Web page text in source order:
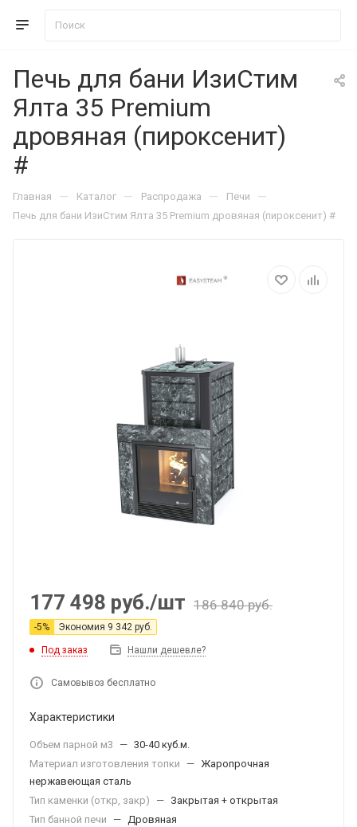
Печь для бани ИзиСтим
Ялта 35 Premium
дровяная (пироксенит)
#
Главная — Каталог — Распродажа — Печи —
Печь для бани ИзиСтим Ялта 35 Premium дровяная (пироксенит) #
177 498 руб./шт 186 840руб.
-5% Экономия 9 342 руб.
Под заказ Нашли дешевле?
Самовывоз бесплатно
Характеристики
Объем парной м3 — 30-40 куб.м.
Материал изготовления топки
— Жаропрочная
нержавеющая сталь
Тип каменки (откр, закр)
— Закрытая + открытая
Тип банной печи
— Дровяная